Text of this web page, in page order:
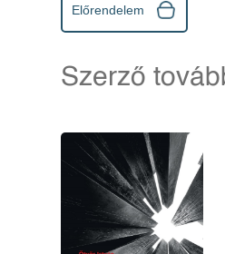
Előrendelem
Szerző